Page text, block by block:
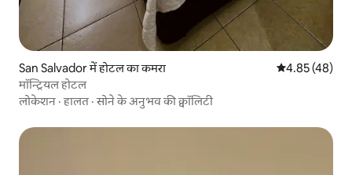
San Salvador में होटल का कमरा औसत रेटिंग 5 में
4.85 (48)
मॉन्ट्रियल होटल
लोकेशन ·हालत ·सोने के अनुभव की क्वॉलिटी